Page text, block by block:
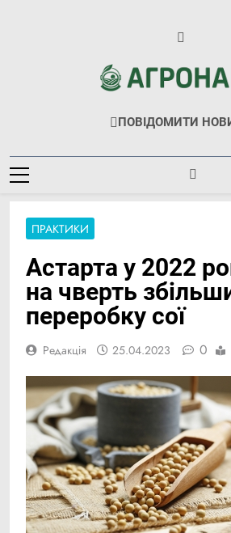
Новини
ПОВІДОМИТИ
ПРАКТИКИ
Астарта у 2022
на чверть
переробку сої
Редакція 25.04.2023 0